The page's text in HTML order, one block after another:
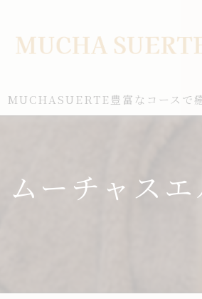
MUCHASUERTE豊富なコースで
ムーチャス